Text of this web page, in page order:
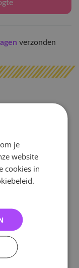
verzonden
je
website
cookies in